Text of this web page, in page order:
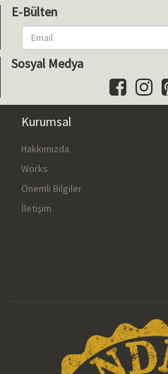
E-Bülten
Sosyal Medya
Kurumsal
Hakkımızda
Works
Önemli Bilgiler
İletişim